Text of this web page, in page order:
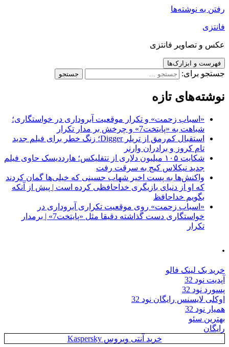
رفتن به نوشته‌ها
فانتزی
عکس و تصاویر فانتزی
فهرست و ابزارک‌ها
جستجو برای:
نوشته‌های تازه
«اسباب زحمت» و تکرار موقعیت آبروداری در خواستگاری؛
شباهت به «پایتخت7» و چرخش بر مدار تکرار
استقبال کم‌رمق از تریلر Digger؛ زنگ خطر برای فیلم جدید
تام کروز و برادران وارنر
شکایت ۱۰۵ میلیون دلاری از نتفلیکس؛ هارددیسک حاوی فیلم
جدید نیکلاس کیج به سرقت رفت
واکنش‌ها به پست اخیر شهاب حسینی که خیلی‌ها گمان کردند
که او از دنیای بازیگری خداحافظی کرده است | پیش از آنکه
بگویم خداحافظ
«اسباب زحمت» روی موقعیت تکراری آبروداری در
خواستگاری دست گذاشته دقیقا مثل «پایتخت7» | برمدار
تکرار
.
خرید بک لینک فالو
آپدیت نود 32
پسورد نود 32
اوکلی لایسنس رایگان نود 32
همیار نود 32
بهترین سئو
رایگان
خرید آنتی ویروس Kaspersky